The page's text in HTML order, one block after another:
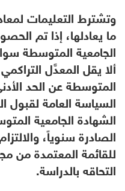
وتشترط التعليمات
ما يعادلها، إذا تم
الجامعية المتوسطة
ألا يقل المعدَّل
المتوسطة عن الحد
السياسة العامة لقبول
الشهادة الجامعية
الصادرة سنوياً،
للقائمة المعتمدة من
التحاقه بالدراسة.